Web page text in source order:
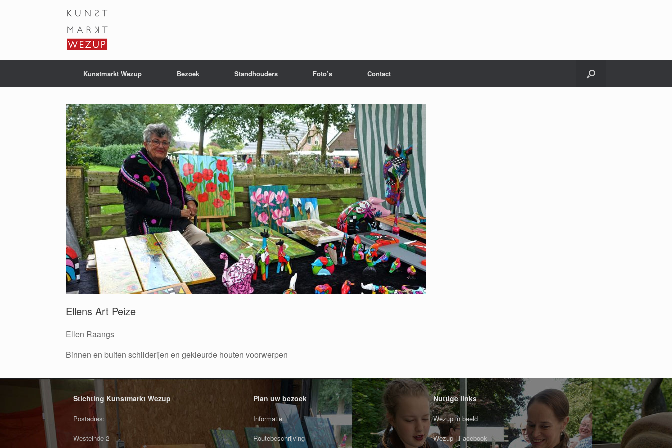
Kunstmarkt Wezup Bezoek Standhouders Foto’s Contact
Ellens Art Peize
Ellen Raangs
Binnen en buiten schilderijen en gekleurde houten voorwerpen
Stichting Kunstmarkt Wezup
Postadres:
Westeinde 2
Plan uw bezoek
Informatie
Routebeschrijving
Nuttige links
Wezup in beeld
Wezup | Facebook